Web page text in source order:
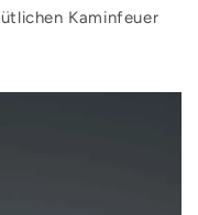
Kaminfeuer